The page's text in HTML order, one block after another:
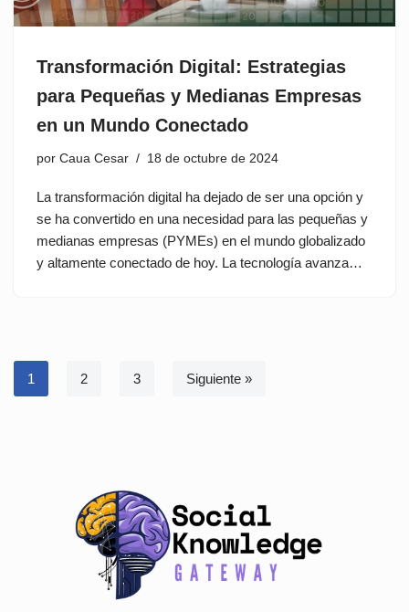
Transformación Digital: Estrategias
para Pequeñas y Medianas Empresas
en un Mundo Conectado
por Caua Cesar 18 de octubre de 2024
La transformación digital ha dejado de ser una opción y
se ha convertido en una necesidad para las pequeñas y
medianas empresas (PYMEs) en el mundo globalizado
y altamente conectado de hoy. La tecnología avanza…
1 2 3 Siguiente »